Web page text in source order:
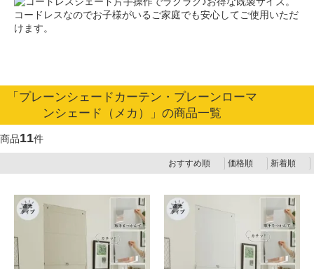
コードレスなのでお子様がいるご家庭でも安心してご使用いただ
けます。
「プレーンシェードカーテン・プレーンローマ
ンシェード（メカ）」の商品一覧
商品11件
おすすめ順 価格順 新着順